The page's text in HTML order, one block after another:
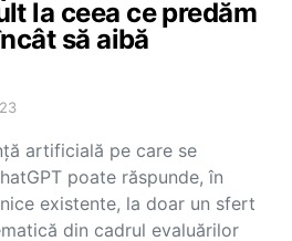
la ceea ce predăm
să aibă
artificială pe care se
poate răspunde, în
existente, la doar un sfert
din cadrul evaluărilor